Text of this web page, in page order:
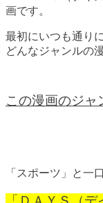
画です。
最初にいつも通り
どんなジャンルの
この漫画のジャ
「スポーツ」と一